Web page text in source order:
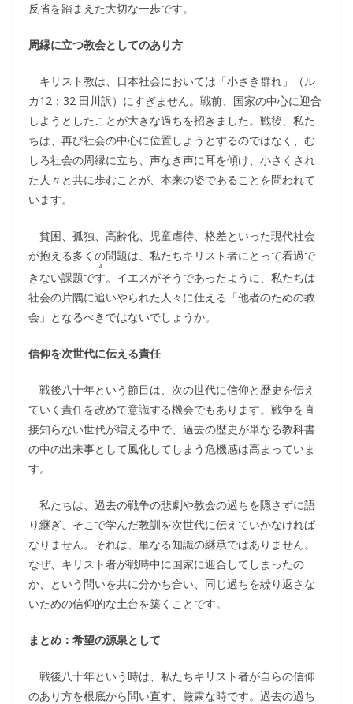
反省を踏まえた大切な一歩です。
周縁に立つ教会としてのあり方
キリスト教は、日本社会においては「小さき群れ」（ル
カ12：32 田川訳）にすぎません。戦前、国家の中心に迎合
しようとしたことが大きな過ちを招きました。戦後、私た
ちは、再び社会の中心に位置しようとするのではなく、む
しろ社会の周縁に立ち、声なき声に耳を傾け、小さくされ
た人々と共に歩むことが、本来の姿であることを問われて
います。
貧困、孤独、高齢化、児童虐待、格差といった現代社会
が抱える多くの問題は、私たちキリスト者にとって看過で
きない課題です
4
。イエスがそうであったように、私たちは
社会の片隅に追いやられた人々に仕える「他者のための教
会」となるべきではないでしょうか。
信仰を次世代に伝える責任
戦後八十年という節目は、次の世代に信仰と歴史を伝え
ていく責任を改めて意識する機会でもあります。戦争を直
接知らない世代が増える中で、過去の歴史が単なる教科書
の中の出来事として風化してしまう危機感は高まっていま
す。
私たちは、過去の戦争の悲劇や教会の過ちを隠さずに語
り継ぎ、そこで学んだ教訓を次世代に伝えていかなければ
なりません。それは、単なる知識の継承ではありません。
なぜ、キリスト者が戦時中に国家に迎合してしまったの
か、という問いを共に分かち合い、同じ過ちを繰り返さな
いための信仰的な土台を築くことです。
まとめ：希望の源泉として
戦後八十年という時は、私たちキリスト者が自らの信仰
のあり方を根底から問い直す、厳粛な時です。過去の過ち